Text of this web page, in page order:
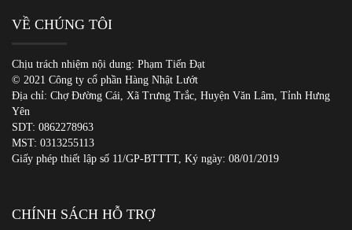
VỀ CHÚNG TÔI
Chịu trách nhiệm nội dung: Phạm Tiến Đạt
© 2021 Công ty cổ phần Hàng Nhật Lướt
Địa chỉ: Chợ Đường Cái, Xã Trưng Trắc, Huyện Văn Lâm, Tỉnh Hưng
Yên
SDT: 0862278963
MST: 0313255113
Giấy phép thiết lập số 11/GP-BTTTT, Ký ngày: 08/01/2019
CHÍNH SÁCH HỖ TRỢ